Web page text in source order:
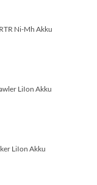
Ni-Mh Akku
LiIon Akku
LiIon Akku